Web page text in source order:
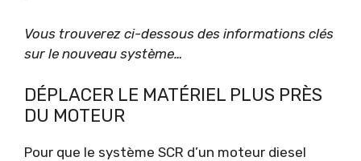
Vous trouverez ci-dessous des informations clés
sur le nouveau système…
DÉPLACER LE MATÉRIEL PLUS PRÈS
DU MOTEUR
Pour que le système SCR d’un moteur diesel